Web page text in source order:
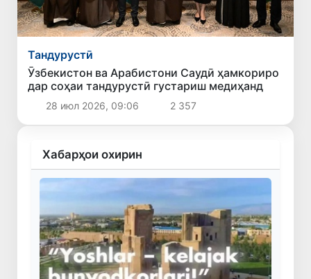
Тандурустӣ
Ӯзбекистон ва Арабистони Саудӣ ҳамкориро
дар соҳаи тандурустӣ густариш медиҳанд
28 июл 2026, 09:06 2 357
Хабарҳои охирин